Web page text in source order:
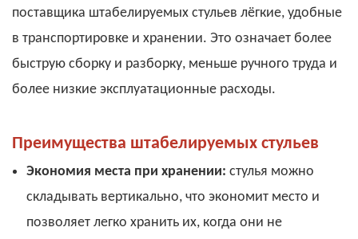
поставщика штабелируемых стульев лёгкие, удобные
в транспортировке и хранении. Это означает более
быструю сборку и разборку, меньше ручного труда и
более низкие эксплуатационные расходы.
Преимущества штабелируемых стульев
Экономия места при хранении: стулья можно
складывать вертикально, что экономит место и
позволяет легко хранить их, когда они не